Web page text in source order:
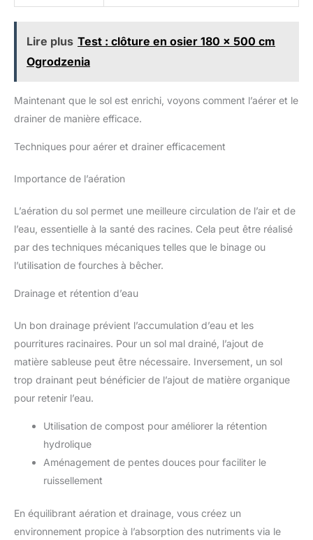
Lire plus Test : clôture en osier 180 x 500 cm
Ogrodzenia
Maintenant que le sol est enrichi, voyons comment l’aérer et le
drainer de manière efficace.
Techniques pour aérer et drainer efficacement
Importance de l’aération
L’aération du sol permet une meilleure circulation de l’air et de
l’eau, essentielle à la santé des racines. Cela peut être réalisé
par des techniques mécaniques telles que le binage ou
l’utilisation de fourches à bêcher.
Drainage et rétention d’eau
Un bon drainage prévient l’accumulation d’eau et les
pourritures racinaires. Pour un sol mal drainé, l’ajout de
matière sableuse peut être nécessaire. Inversement, un sol
trop drainant peut bénéficier de l’ajout de matière organique
pour retenir l’eau.
Utilisation de compost pour améliorer la rétention
hydrolique
Aménagement de pentes douces pour faciliter le
ruissellement
En équilibrant aération et drainage, vous créez un
environnement propice à l’absorption des nutriments via le